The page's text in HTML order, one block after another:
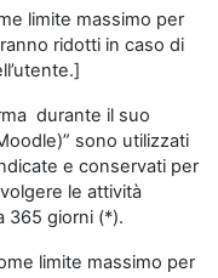
limite massimo per
ridotti in caso di
durante il suo
sono utilizzati
e conservati per
le attività
365 giorni (*).
limite massimo per